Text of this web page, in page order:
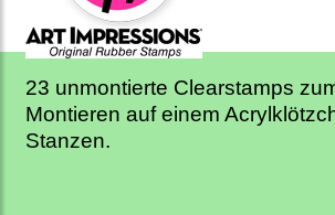
23 unmontierte Clearstamps
Montieren auf einem
Stanzen.